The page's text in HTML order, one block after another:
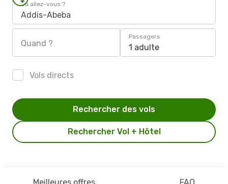
Où allez-vous ?
Addis-Abeba
Quand ?
Passagers
1 adulte
Vols directs
Rechercher Vol + Hôtel
Rechercher des vols